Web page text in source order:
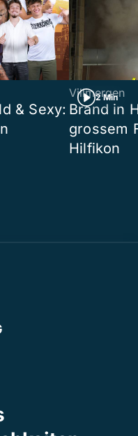
& Sexy:
2 Min
Villmergen
Brand in
grossem
Hilfikon